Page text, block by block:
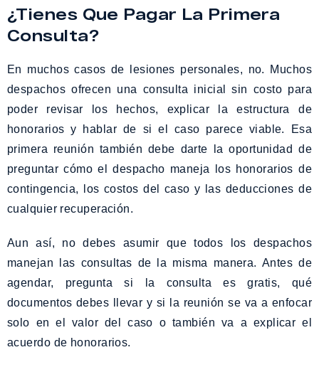
¿Tienes Que Pagar La Primera
Consulta?
En muchos casos de lesiones personales, no. Muchos
despachos ofrecen una consulta inicial sin costo para
poder revisar los hechos, explicar la estructura de
honorarios y hablar de si el caso parece viable. Esa
primera reunión también debe darte la oportunidad de
preguntar cómo el despacho maneja los honorarios de
contingencia, los costos del caso y las deducciones de
cualquier recuperación.
Aun así, no debes asumir que todos los despachos
manejan las consultas de la misma manera. Antes de
agendar, pregunta si la consulta es gratis, qué
documentos debes llevar y si la reunión se va a enfocar
solo en el valor del caso o también va a explicar el
acuerdo de honorarios.